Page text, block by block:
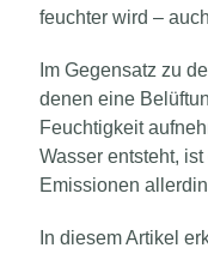
feuchter wird –
Im Gegensatz zu
denen eine
Feuchtigkeit
Wasser entsteht,
Emissionen
In diesem Artikel